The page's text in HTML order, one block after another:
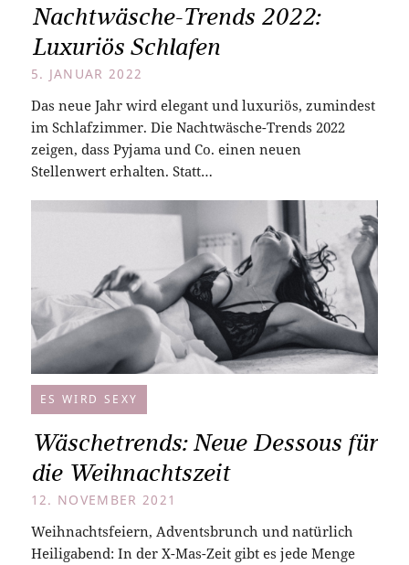
Nachtwäsche-Trends 2022:
Luxuriös Schlafen
5. JANUAR 2022
Das neue Jahr wird elegant und luxuriös, zumindest
im Schlafzimmer. Die Nachtwäsche-Trends 2022
zeigen, dass Pyjama und Co. einen neuen
Stellenwert erhalten. Statt…
ES WIRD SEXY
Wäschetrends: Neue Dessous für
die Weihnachtszeit
12. NOVEMBER 2021
Weihnachtsfeiern, Adventsbrunch und natürlich
Heiligabend: In der X-Mas-Zeit gibt es jede Menge